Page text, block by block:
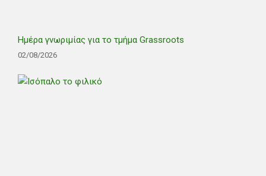
Ημέρα γνωριμίας για το τμήμα Grassroots
02/08/2026